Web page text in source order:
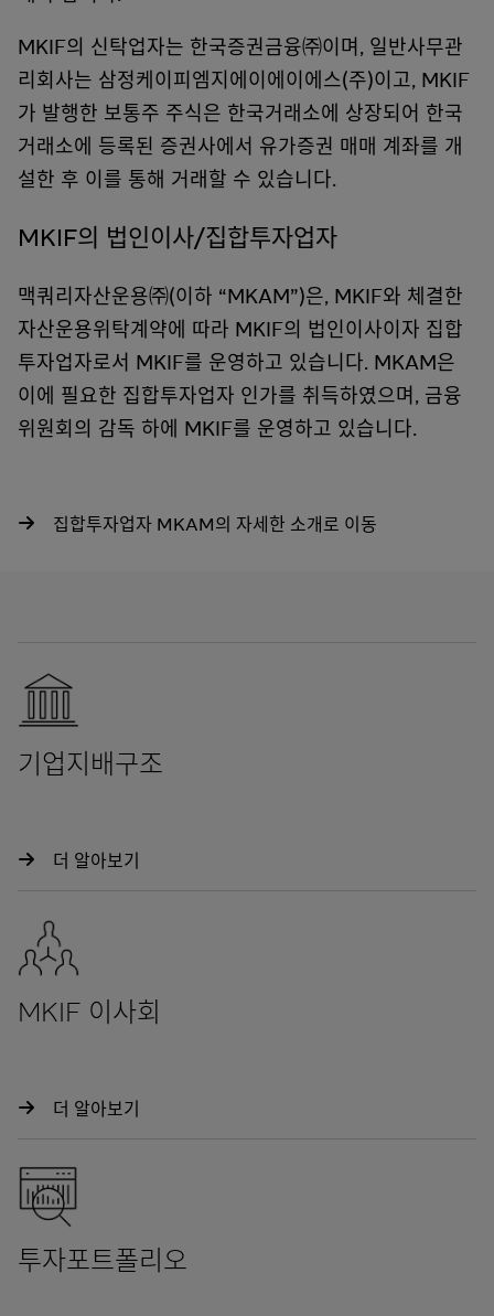
MKIF의 신탁업자는 한국증권금융㈜이며, 일반사무관
리회사는 삼정케이피엠지에이에이에스(주)이고, MKIF
가 발행한 보통주 주식은 한국거래소에 상장되어 한국
거래소에 등록된 증권사에서 유가증권 매매 계좌를 개
설한 후 이를 통해 거래할 수 있습니다.
MKIF의 법인이사/집합투자업자
맥쿼리자산운용㈜(이하 “MKAM”)은, MKIF와 체결한
자산운용위탁계약에 따라 MKIF의 법인이사이자 집합
투자업자로서 MKIF를 운영하고 있습니다. MKAM은
이에 필요한 집합투자업자 인가를 취득하였으며, 금융
위원회의 감독 하에 MKIF를 운영하고 있습니다.
집합투자업자 MKAM의 자세한 소개로 이동
기업지배구조
더 알아보기
MKIF 이사회
더 알아보기
투자포트폴리오